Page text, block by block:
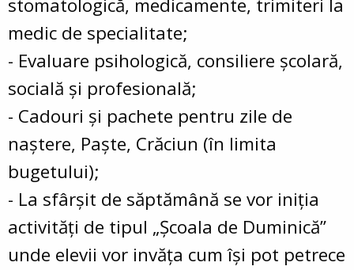
stomatologică, medicamente, trimiteri la
medic de specialitate;
- Evaluare psihologică, consiliere școlară,
socială și profesională;
- Cadouri și pachete pentru zile de
naștere, Paște, Crăciun (în limita
bugetului);
- La sfârşit de săptămână se vor iniţia
activităţi de tipul „Şcoala de Duminică”
unde elevii vor invăţa cum își pot petrece